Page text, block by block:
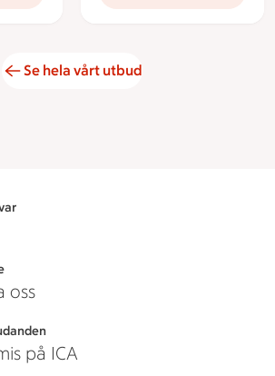
Se hela vårt utbud
oss
på ICA